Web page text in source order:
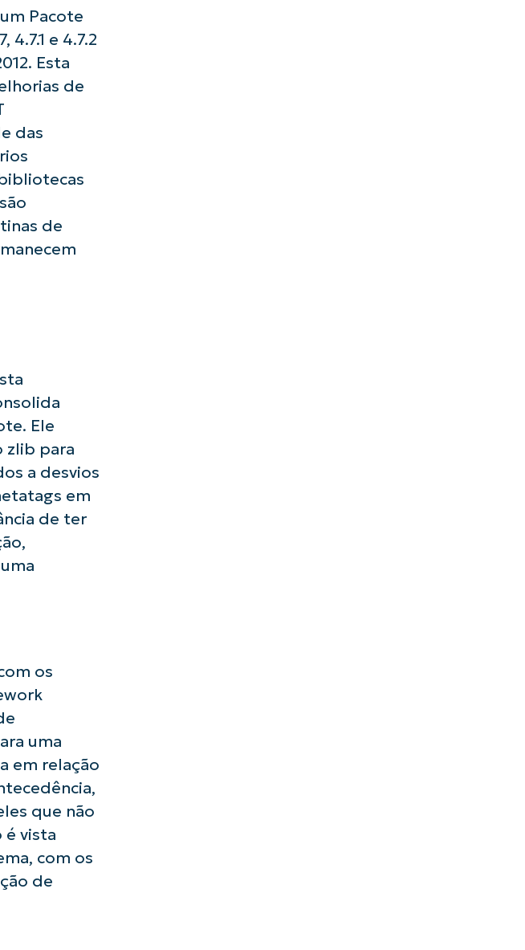
Pacote
e 4.7.2
Esta
de
das
de
Ele
zlib para
a desvios
em
de ter
os
uma
em relação
que não
é vista
com os
de
por IA do NinjaOne!